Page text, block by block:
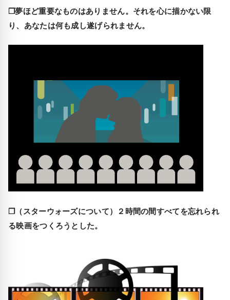
❒夢ほど重要なものはありません。それを心に描かない限
り、あなたは何も成し遂げられません。
❒（スターウォーズについて）２時間の間すべてを忘れられ
る映画をつくろうとした。